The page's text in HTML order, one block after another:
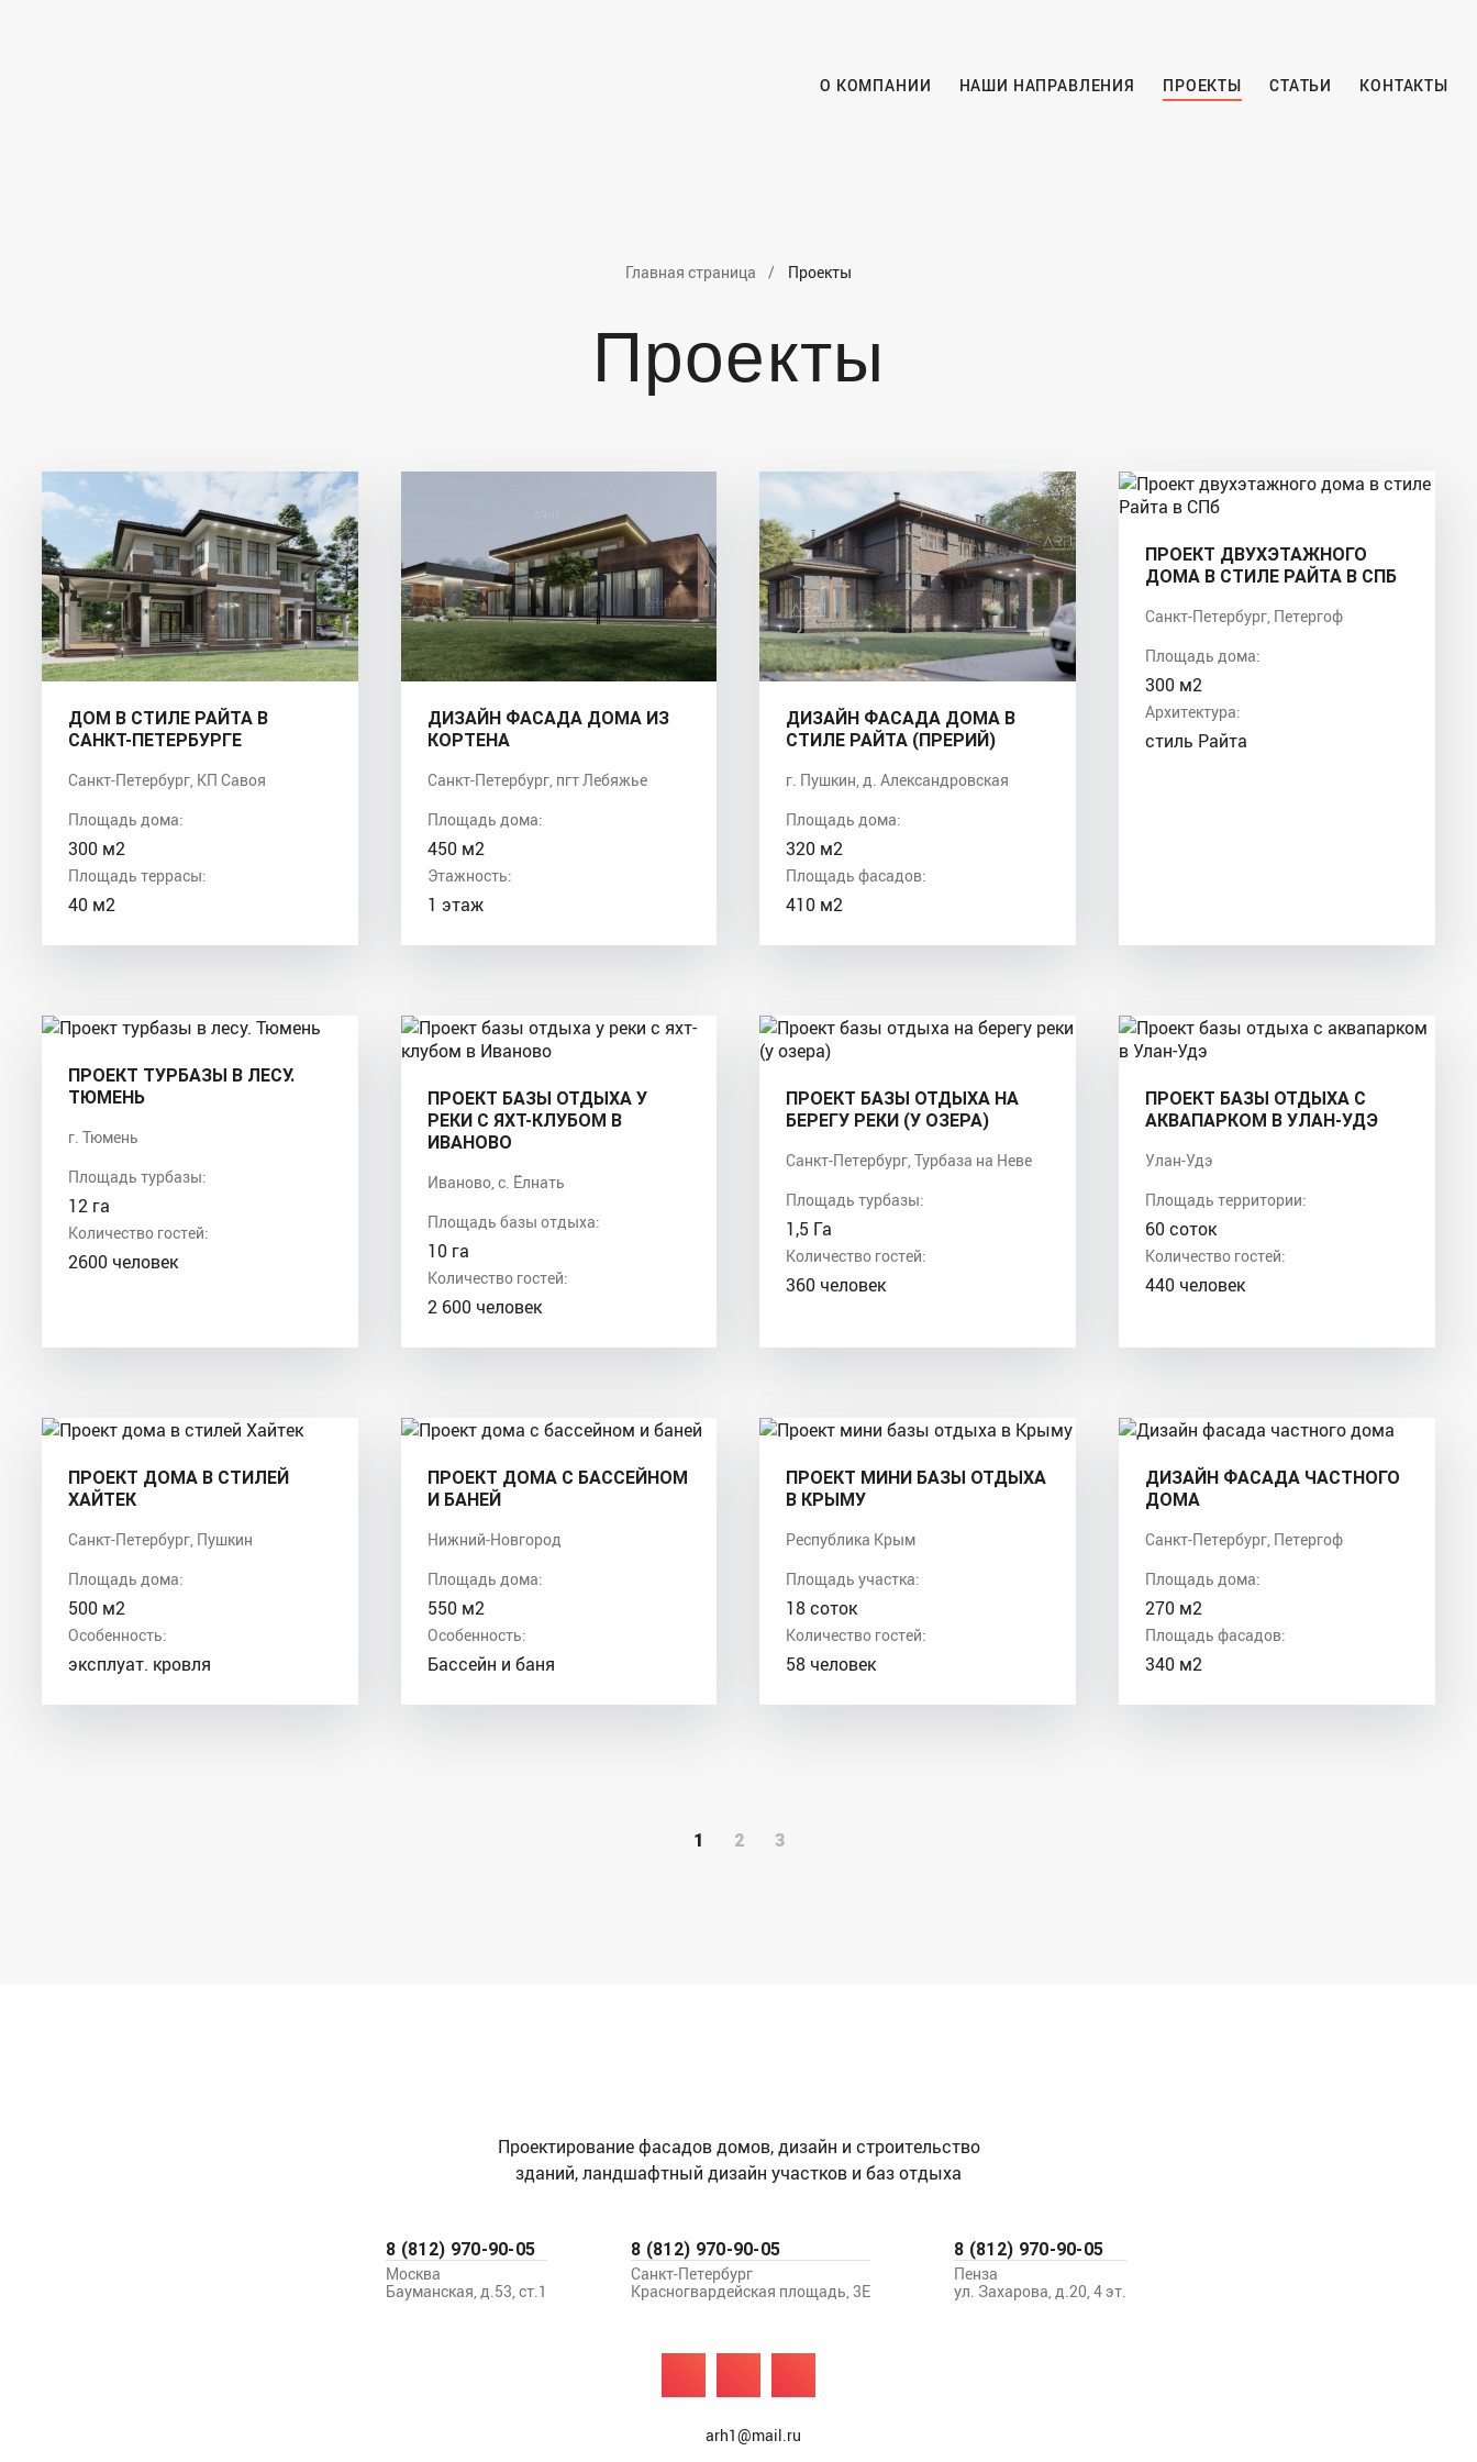
О КОМПАНИИ НАШИ НАПРАВЛЕНИЯ ПРОЕКТЫ СТАТЬИ КОНТАКТЫ
Главная cтраница Проекты
Проекты
ДОМ В СТИЛЕ РАЙТА В
САНКТ-ПЕТЕРБУРГЕ
Санкт-Петербург, КП Савоя
Площадь дома:
300 м2
Площадь террасы:
40 м2
ДИЗАЙН ФАСАДА ДОМА ИЗ
КОРТЕНА
Санкт-Петербург, пгт Лебяжье
Площадь дома:
450 м2
Этажность:
1 этаж
ДИЗАЙН ФАСАДА ДОМА В
СТИЛЕ РАЙТА (ПРЕРИЙ)
г. Пушкин, д. Александровская
Площадь дома:
320 м2
Площадь фасадов:
410 м2
ПРОЕКТ ДВУХЭТАЖНОГО
ДОМА В СТИЛЕ РАЙТА В СПБ
Санкт-Петербург, Петергоф
Площадь дома:
300 м2
Архитектура:
стиль Райта
ПРОЕКТ ТУРБАЗЫ В ЛЕСУ.
ТЮМЕНЬ
г. Тюмень
Площадь турбазы:
12 га
Количество гостей:
2600 человек
ПРОЕКТ БАЗЫ ОТДЫХА У
РЕКИ С ЯХТ-КЛУБОМ В
ИВАНОВО
Иваново, c. Ёлнать
Площадь базы отдыха:
10 га
Количество гостей:
2 600 человек
ПРОЕКТ БАЗЫ ОТДЫХА НА
БЕРЕГУ РЕКИ (У ОЗЕРА)
Санкт-Петербург, Турбаза на Неве
Площадь турбазы:
1,5 Га
Количество гостей:
360 человек
ПРОЕКТ БАЗЫ ОТДЫХА С
АКВАПАРКОМ В УЛАН-УДЭ
Улан-Удэ
Площадь территории:
60 соток
Количество гостей:
440 человек
ПРОЕКТ ДОМА В СТИЛЕЙ
ХАЙТЕК
Санкт-Петербург, Пушкин
Площадь дома:
500 м2
Особенность:
эксплуат. кровля
ПРОЕКТ ДОМА С БАССЕЙНОМ
И БАНЕЙ
Нижний-Новгород
Площадь дома:
550 м2
Особенность:
Бассейн и баня
ПРОЕКТ МИНИ БАЗЫ ОТДЫХА
В КРЫМУ
Республика Крым
Площадь участка:
18 соток
Количество гостей:
58 человек
ДИЗАЙН ФАСАДА ЧАСТНОГО
ДОМА
Санкт-Петербург, Петергоф
Площадь дома:
270 м2
Площадь фасадов:
340 м2
1 2 3
Проектирование фасадов домов, дизайн и строительство
зданий, ландшафтный дизайн участков и баз отдыха
8 (812) 970-90-05
Москва
Бауманская, д.53, ст.1
8 (812) 970-90-05
Санкт-Петербург
Красногвардейская площадь, 3Е
8 (812) 970-90-05
Пенза
ул. Захарова, д.20, 4 эт.
arh1@mail.ru